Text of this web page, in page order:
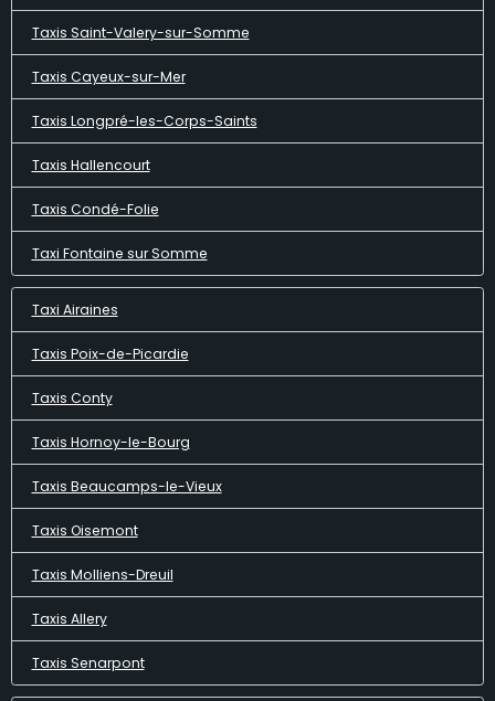
Taxis Saint-Valery-sur-Somme
Taxis Cayeux-sur-Mer
Taxis Longpré-les-Corps-Saints
Taxis Hallencourt
Taxis Condé-Folie
Taxi Fontaine sur Somme
Taxi Airaines
Taxis Poix-de-Picardie
Taxis Conty
Taxis Hornoy-le-Bourg
Taxis Beaucamps-le-Vieux
Taxis Oisemont
Taxis Molliens-Dreuil
Taxis Allery
Taxis Senarpont